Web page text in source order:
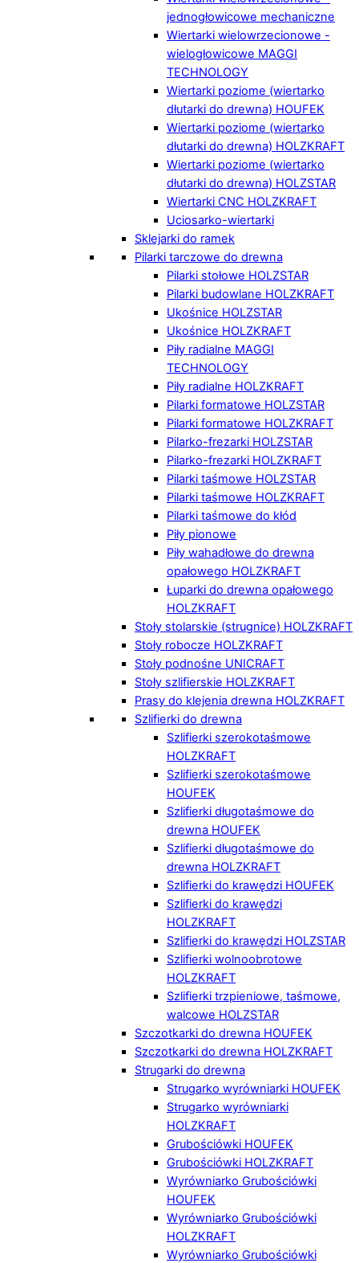
jednogłowicowe mechaniczne
Wiertarki wielowrzecionowe -
wielogłowicowe MAGGI
TECHNOLOGY
Wiertarki poziome (wiertarko
dłutarki do drewna) HOUFEK
Wiertarki poziome (wiertarko
dłutarki do drewna) HOLZKRAFT
Wiertarki poziome (wiertarko
dłutarki do drewna) HOLZSTAR
Wiertarki CNC HOLZKRAFT
Uciosarko-wiertarki
Sklejarki do ramek
Pilarki tarczowe do drewna
Pilarki stołowe HOLZSTAR
Pilarki budowlane HOLZKRAFT
Ukośnice HOLZSTAR
Ukośnice HOLZKRAFT
Piły radialne MAGGI
TECHNOLOGY
Piły radialne HOLZKRAFT
Pilarki formatowe HOLZSTAR
Pilarki formatowe HOLZKRAFT
Pilarko-frezarki HOLZSTAR
Pilarko-frezarki HOLZKRAFT
Pilarki taśmowe HOLZSTAR
Pilarki taśmowe HOLZKRAFT
Pilarki taśmowe do kłód
Piły pionowe
Piły wahadłowe do drewna
opałowego HOLZKRAFT
Łuparki do drewna opałowego
HOLZKRAFT
Stoły stolarskie (strugnice) HOLZKRAFT
Stoły robocze HOLZKRAFT
Stoły podnośne UNICRAFT
Stoły szlifierskie HOLZKRAFT
Prasy do klejenia drewna HOLZKRAFT
Szlifierki do drewna
Szlifierki szerokotaśmowe
HOLZKRAFT
Szlifierki szerokotaśmowe
HOUFEK
Szlifierki długotaśmowe do
drewna HOUFEK
Szlifierki długotaśmowe do
drewna HOLZKRAFT
Szlifierki do krawędzi HOUFEK
Szlifierki do krawędzi
HOLZKRAFT
Szlifierki do krawędzi HOLZSTAR
Szlifierki wolnoobrotowe
HOLZKRAFT
Szlifierki trzpieniowe, taśmowe,
walcowe HOLZSTAR
Szczotkarki do drewna HOUFEK
Szczotkarki do drewna HOLZKRAFT
Strugarki do drewna
Strugarko wyrówniarki HOUFEK
Strugarko wyrówniarki
HOLZKRAFT
Grubościówki HOUFEK
Grubościówki HOLZKRAFT
Wyrówniarko Grubościówki
HOUFEK
Wyrówniarko Grubościówki
HOLZKRAFT
Wyrówniarko Grubościówki